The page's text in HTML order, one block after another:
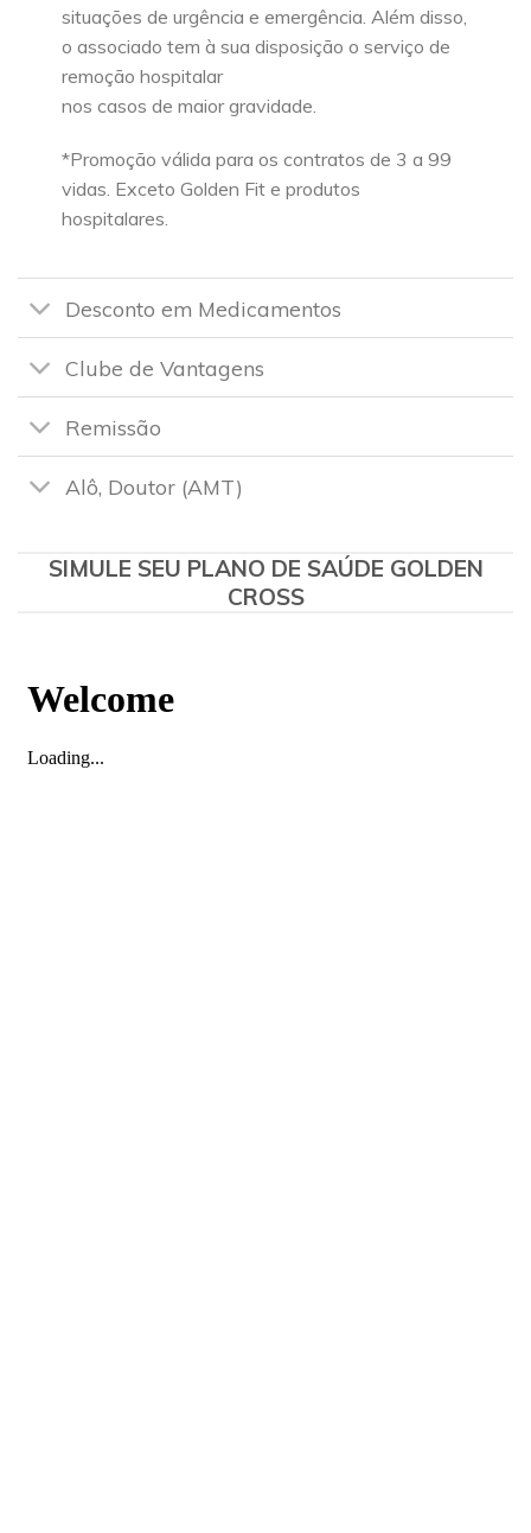
situações de urgência e emergência. Além disso,
o associado tem à sua disposição o serviço de
remoção hospitalar
nos casos de maior gravidade.
*Promoção válida para os contratos de 3 a 99
vidas. Exceto Golden Fit e produtos
hospitalares.
Desconto em Medicamentos
Clube de Vantagens
Remissão
Alô, Doutor (AMT)
SIMULE SEU PLANO DE SAÚDE GOLDEN
CROSS